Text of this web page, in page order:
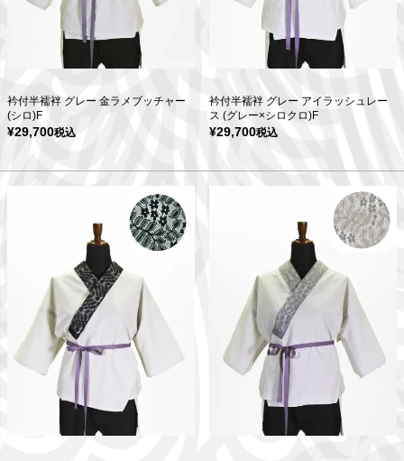
衿付半襦袢 グレー 金ラメブッチャー
(シロ)F
¥29,700税込
衿付半襦袢 グレー アイラッシュレー
ス (グレー×シロクロ)F
¥29,700税込